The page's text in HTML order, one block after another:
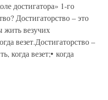
достигатора» 1-го
Достигаторство – это
везучих
везет.Достигаторство –
когда везет;• когда